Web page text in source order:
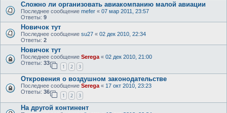
Сложно ли организовать авиакомпанию малой авиации
Последнее сообщение mefer « 07 мар 2011, 23:57
Ответы: 9
Новичок тут
Последнее сообщение su27 « 02 дек 2010, 22:34
Ответы: 2
Новичок тут
Последнее сообщение Serega« 02 дек 2010, 21:00
Ответы: 33
1 2 3
Откровения о воздушном законодательстве
Последнее сообщение Serega « 17 окт 2010, 23:23
Ответы: 36
1 2 3
На другой континент